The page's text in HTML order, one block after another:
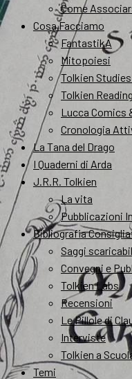
Come
Cosa Facciamo
FantastikA
Mitopoiesi
Tolkien
Tolkien
Lucca Comics
Cronologia
La Tana del Drago
I Quaderni di Arda
J.R.R. Tolkien
La vita
Pubblicazioni
Bibliografia
Saggi
Convegni e
Tolkien Labs
Recensioni
Le Pillole di
Interviste
Tolkien a
Temi